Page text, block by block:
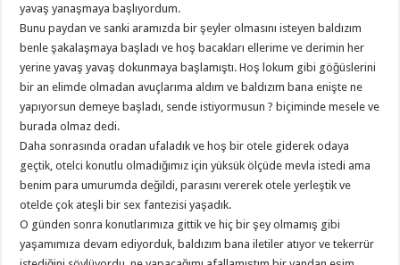
yavaş yanaşmaya başlıyordum.
Bunu paydan ve sanki aramızda bir şeyler olmasını isteyen baldızım
benle şakalaşmaya başladı ve hoş bacakları ellerime ve derimin her
yerine yavaş yavaş dokunmaya başlamıştı. Hoş lokum gibi göğüslerini
bir an elimde olmadan avuçlarıma aldım ve baldızım bana enişte ne
yapıyorsun demeye başladı, sende istiyormusun ? biçiminde mesele ve
burada olmaz dedi.
Daha sonrasında oradan ufaladık ve hoş bir otele giderek odaya
geçtik, otelci konutlu olmadığımız için yüksük ölçüde mevla istedi ama
benim para umurumda değildi, parasını vererek otele yerleştik ve
otelde çok ateşli bir sex fantezisi yaşadık.
O günden sonra konutlarımıza gittik ve hiç bir şey olmamış gibi
yaşamımıza devam ediyorduk, baldızım bana iletiler atıyor ve tekerrür